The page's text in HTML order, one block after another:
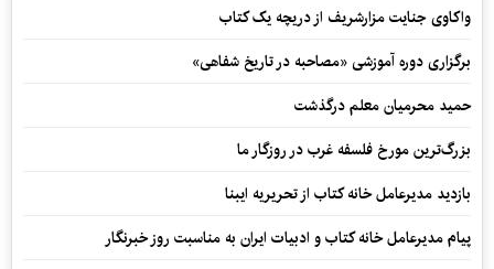
واکاوی جنایت مزارشریف از دریچه یک کتاب
برگزاری دوره آموزشی «مصاحبه در تاریخ شفاهی»
حمید محرمیان معلم درگذشت
بزرگ‌ترین مورخ فلسفه غرب در روزگار ما
بازدید مدیرعامل خانه کتاب از تحریریه ایبنا
پیام مدیرعامل خانه کتاب و ادبیات ایران به مناسبت روز خبرنگار